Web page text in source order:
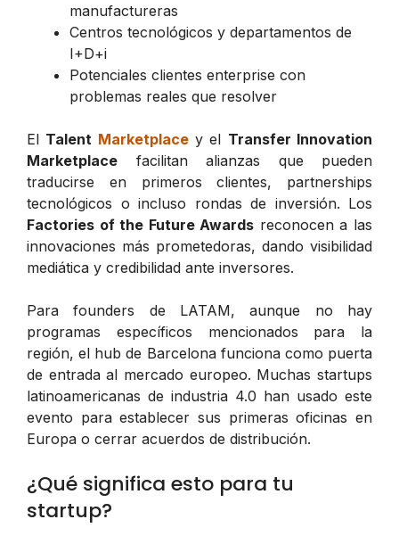
manufactureras
Centros tecnológicos y departamentos de
I+D+i
Potenciales clientes enterprise con
problemas reales que resolver
El Talent Marketplacey el Transfer Innovation
Marketplace facilitan alianzas que pueden
traducirse en primeros clientes, partnerships
tecnológicos o incluso rondas de inversión. Los
Factories of the Future Awards reconocen a las
innovaciones más prometedoras, dando visibilidad
mediática y credibilidad ante inversores.
Para founders de LATAM, aunque no hay
programas específicos mencionados para la
región, el hub de Barcelona funciona como puerta
de entrada al mercado europeo. Muchas startups
latinoamericanas de industria 4.0 han usado este
evento para establecer sus primeras oficinas en
Europa o cerrar acuerdos de distribución.
¿Qué significa esto para tu
startup?